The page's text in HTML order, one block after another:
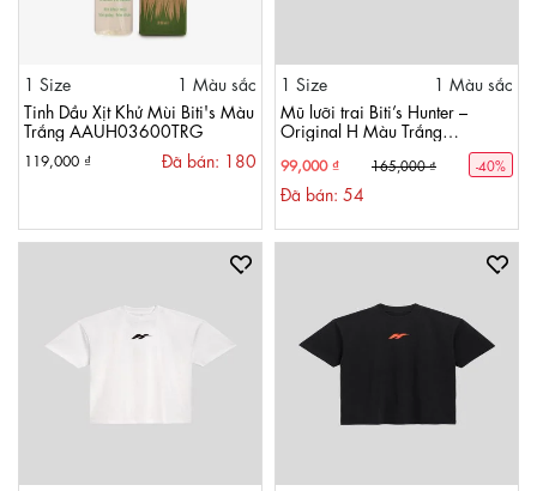
1 Size
1 Màu sắc
Tinh Dầu Xịt Khử Mùi Biti's Màu
Trắng AAUH03600TRG
119,000 ₫ Đã bán: 180
1 Size
1 Màu sắc
Mũ lưỡi trai Biti’s Hunter –
Original H Màu Trắng
AHUH00010TRG
99,000 ₫ 165,000 ₫ -40%
Đã bán: 54